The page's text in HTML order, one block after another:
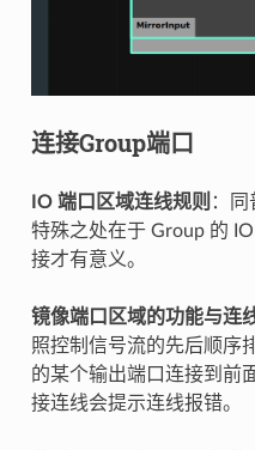
连接Group端口
IO 端口区域连线规则 ：同
特殊之处在于 Group 的
接才有意义。
镜像端口区域的功能与连
照控制信号流的先后顺序
的某个输出端口连接到前
接连线会提示连线报错。